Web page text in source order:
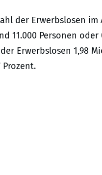
der Erwerbslosen im
11.000 Personen
Erwerbslosen 1,98